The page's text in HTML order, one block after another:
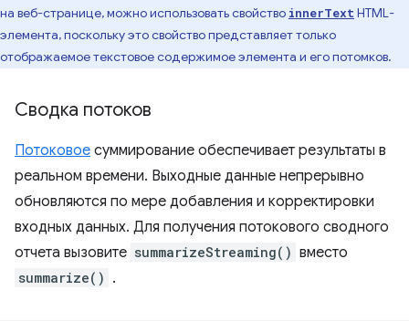
на веб-странице, можно использовать свойство innerText HTML-
элемента, поскольку это свойство представляет только
отображаемое текстовое содержимое элемента и его потомков.
Сводка потоков
Потоковое суммирование обеспечивает результаты в
реальном времени. Выходные данные непрерывно
обновляются по мере добавления и корректировки
входных данных. Для получения потокового сводного
отчета вызовите summarizeStreaming() вместо
summarize() .